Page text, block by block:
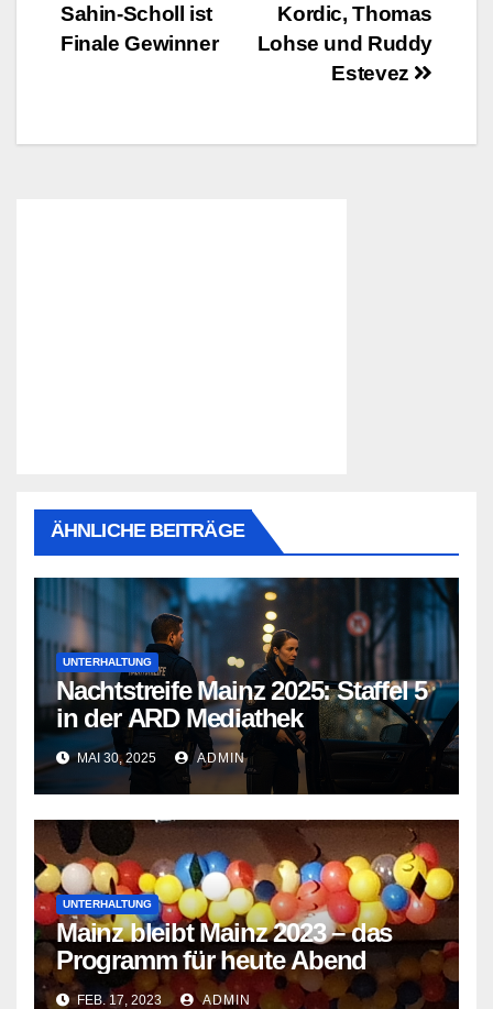
Kordic, Thomas
Lohse und Ruddy
Estevez
Sahin-Scholl ist
Finale Gewinner
ÄHNLICHE BEITRÄGE
UNTERHALTUNG
Nachtstreife Mainz 2025: Staffel 5
in der ARD Mediathek
MAI 30, 2025 ADMIN
UNTERHALTUNG
Mainz bleibt Mainz 2023 – das
Programm für heute Abend
FEB. 17, 2023 ADMIN